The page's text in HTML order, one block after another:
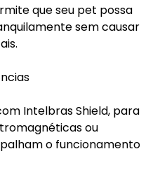
que seu pet possa
sem causar
Intelbras Shield, para
ou
o funcionamento